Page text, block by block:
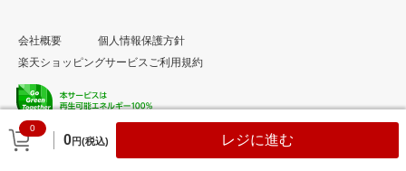
0
0円(税込) レジに進む
会社概要
個人情報保護方針
楽天ショッピングサービスご利用規約
© Rakuten Group, Inc.